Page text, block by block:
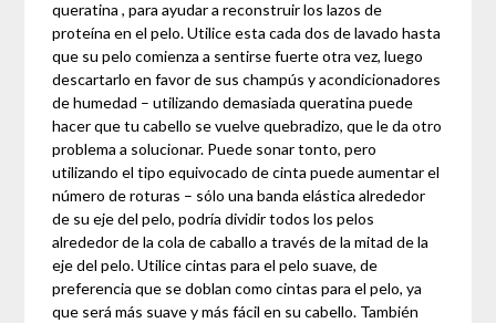
queratina , para ayudar a reconstruir los lazos de
proteína en el pelo. Utilice esta cada dos de lavado hasta
que su pelo comienza a sentirse fuerte otra vez, luego
descartarlo en favor de sus champús y acondicionadores
de humedad – utilizando demasiada queratina puede
hacer que tu cabello se vuelve quebradizo, que le da otro
problema a solucionar. Puede sonar tonto, pero
utilizando el tipo equivocado de cinta puede aumentar el
número de roturas – sólo una banda elástica alrededor
de su eje del pelo, podría dividir todos los pelos
alrededor de la cola de caballo a través de la mitad de la
eje del pelo. Utilice cintas para el pelo suave, de
preferencia que se doblan como cintas para el pelo, ya
que será más suave y más fácil en su cabello. También